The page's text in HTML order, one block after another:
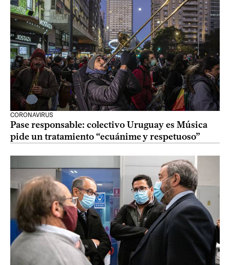
CORONAVIRUS
Pase responsable: colectivo Uruguay es Música
pide un tratamiento “ecuánime y respetuoso”